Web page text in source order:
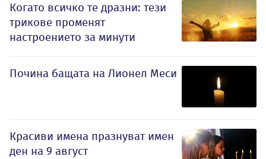
Когато всичко те дразни: тези
трикове променят
настроението за минути
Почина бащата на Лионел Меси
Красиви имена празнуват имен
ден на 9 август